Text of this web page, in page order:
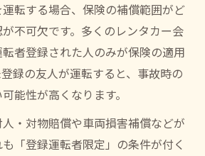
転する場合、保険の補償範囲がど
不可欠です。多くのレンタカー会
者登録された人のみが保険の適用
録の友人が運転すると、事故時の
能性が高くなります。
・対物賠償や車両損害補償などが
「登録運転者限定」の条件が付く